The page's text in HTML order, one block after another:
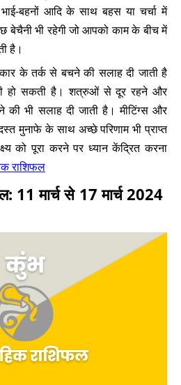
भाई-बहनों आदि के साथ बहस या चर्चा में
भी रहेगी जो आपको काम के बीच में
है।
के तर्क से बचने की सलाह दी जाती है
हो सकती है। शत्रुओं से दूर रहने और
की भी सलाह दी जाती है। मीटिंग्स और
मुनाफे के साथ अच्छे परिणाम भी प्राप्त
को पूरा करने पर ध्यान केंद्रित करना
राशिफल
11 मार्च से 17 मार्च 2024